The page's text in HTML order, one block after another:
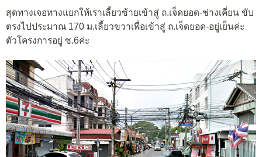
สุดทางเจอทางแยกให้เราเลี้ยวซ้ายเข้าสู่ ถ.เจ็ดยอด-ช่างเคี่ยน ขับ
ตรงไปประมาณ 170 ม.เลี้ยวขวาเพื่อเข้าสู่ ถ.เจ็ดยอด-อยู่เย็นค่ะ
ตัวโครงการอยู่ ซ.6ค่ะ